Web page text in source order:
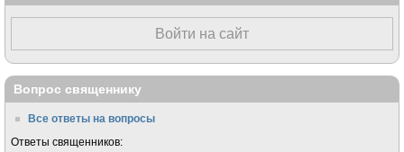
Войти на сайт
Вопрос священнику
Все ответы на вопросы
Ответы священников: